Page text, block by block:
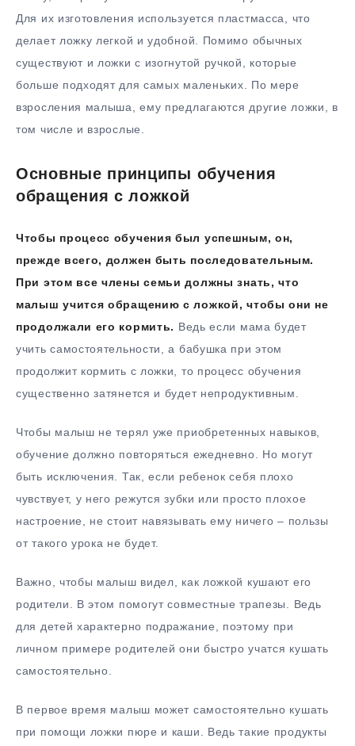
Для их изготовления используется пластмасса, что
делает ложку легкой и удобной. Помимо обычных
существуют и ложки с изогнутой ручкой, которые
больше подходят для самых маленьких. По мере
взросления малыша, ему предлагаются другие ложки, в
том числе и взрослые.
Основные принципы обучения
обращения с ложкой
Чтобы процесс обучения был успешным, он,
прежде всего, должен быть последовательным.
При этом все члены семьи должны знать, что
малыш учится обращению с ложкой, чтобы они не
продолжали его кормить. Ведь если мама будет
учить самостоятельности, а бабушка при этом
продолжит кормить с ложки, то процесс обучения
существенно затянется и будет непродуктивным.
Чтобы малыш не терял уже приобретенных навыков,
обучение должно повторяться ежедневно. Но могут
быть исключения. Так, если ребенок себя плохо
чувствует, у него режутся зубки или просто плохое
настроение, не стоит навязывать ему ничего – пользы
от такого урока не будет.
Важно, чтобы малыш видел, как ложкой кушают его
родители. В этом помогут совместные трапезы. Ведь
для детей характерно подражание, поэтому при
личном примере родителей они быстро учатся кушать
самостоятельно.
В первое время малыш может самостоятельно кушать
при помощи ложки пюре и каши. Ведь такие продукты